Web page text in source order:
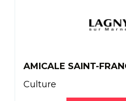
AMICALE SAINT-
Culture